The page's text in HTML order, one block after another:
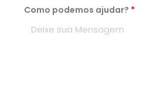
Como podemos ajudar? *